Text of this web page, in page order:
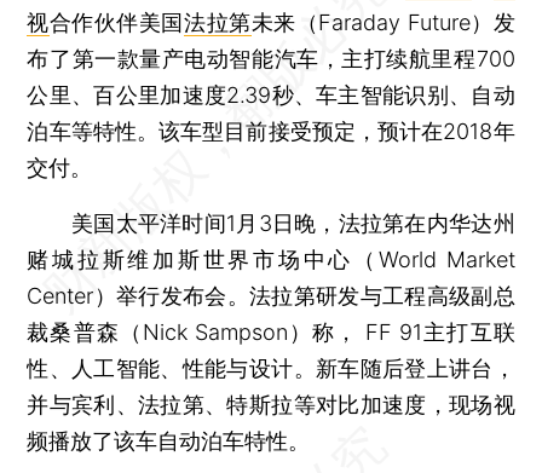
视合作伙伴美国法拉第未来（Faraday Future）发
布了第一款量产电动智能汽车，主打续航里程700
公里、百公里加速度2.39秒、车主智能识别、自动
泊车等特性。该车型目前接受预定，预计在2018年
交付。
美国太平洋时间1月3日晚，法拉第在内华达州
赌城拉斯维加斯世界市场中心（World Market
Center）举行发布会。法拉第研发与工程高级副总
裁桑普森（Nick Sampson）称， FF 91主打互联
性、人工智能、性能与设计。新车随后登上讲台，
并与宾利、法拉第、特斯拉等对比加速度，现场视
频播放了该车自动泊车特性。